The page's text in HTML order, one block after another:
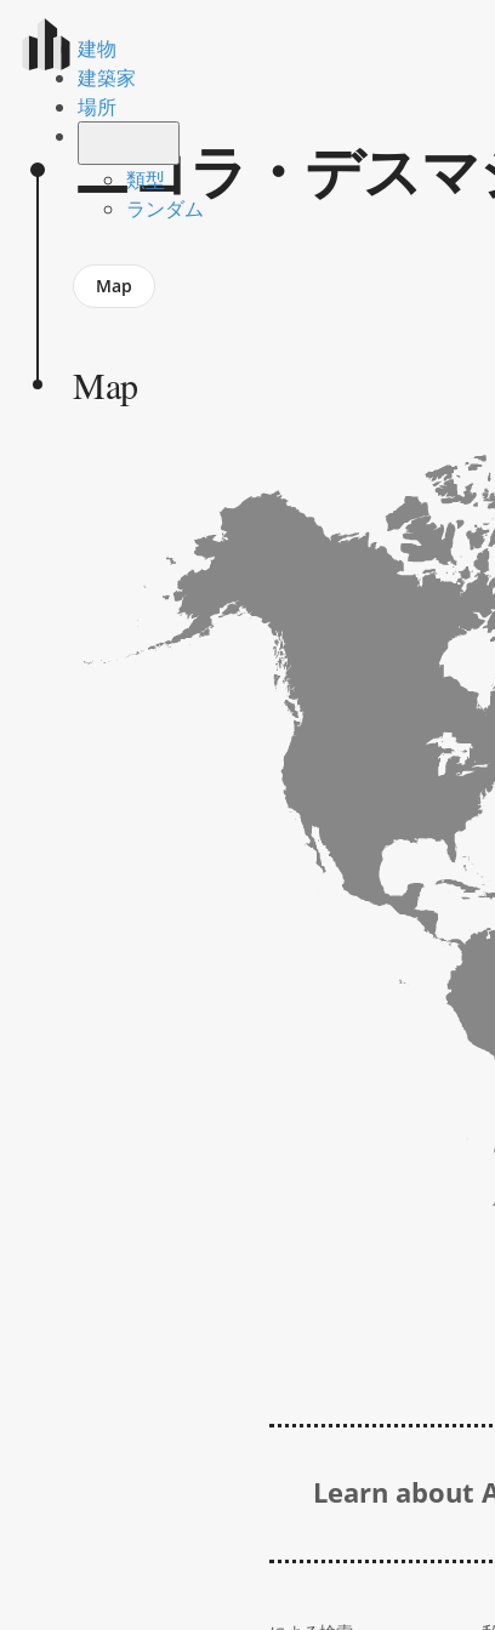
建物
建築家
場所
類型
ランダム
ニコラ・デス
Jump
to
Map
Map
Learn about